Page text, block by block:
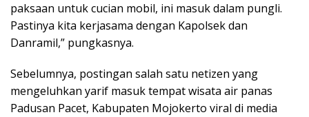
paksaan untuk cucian mobil, ini masuk dalam pungli.
Pastinya kita kerjasama dengan Kapolsek dan
Danramil,” pungkasnya.
Sebelumnya, postingan salah satu netizen yang
mengeluhkan yarif masuk tempat wisata air panas
Padusan Pacet, Kabupaten Mojokerto viral di media